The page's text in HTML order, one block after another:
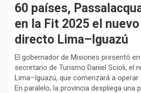
60 países,
en la Fit 2025 el
directo Lima–Iguazú
El gobernador de Misiones presentó
secretario de Turismo Daniel Scioli, el
Lima–Iguazú, que comenzará a operar
En paralelo, la provincia despliega una